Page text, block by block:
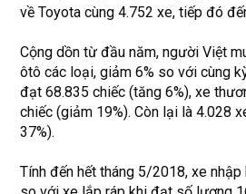
về Toyota cùng 4.752 xe, tiếp đó
Cộng dồn từ đầu năm, người Việt
ôtô các loại, giảm 6% so với cùng
đạt 68.835 chiếc (tăng 6%), xe
chiếc (giảm 19%). Còn lại là 4.028
37%).
Tính đến hết tháng 5/2018, xe nhập